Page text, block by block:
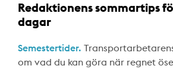
Redaktionens sommartips
dagar
Semestertider.
om vad du kan göra när regnet